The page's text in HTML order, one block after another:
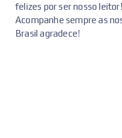
felizes por ser nosso
Acompanhe sempre as
Brasil agradece!